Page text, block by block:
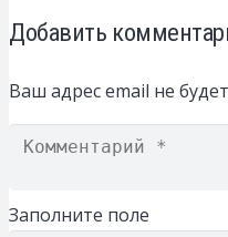
Добавить
Ваш адрес email не
Заполните поле